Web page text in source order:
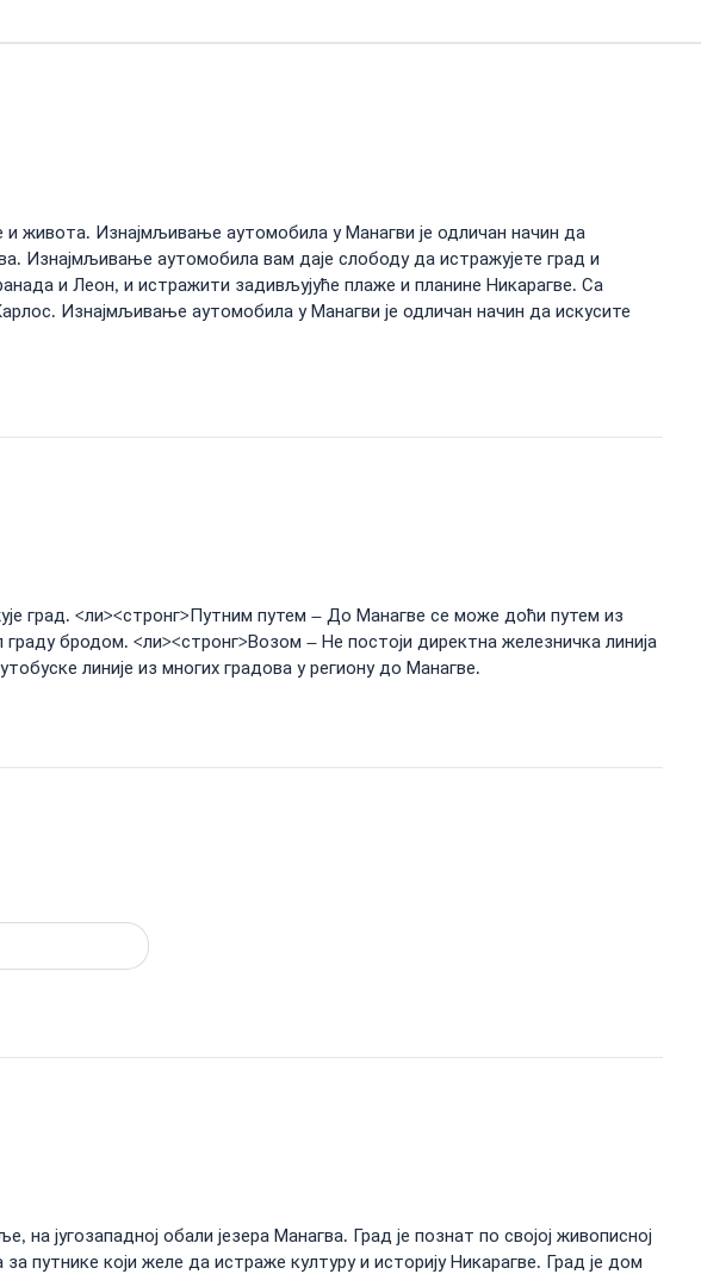
и живота. Изнајмљивање аутомобила у Манагви је одличан начин да
Изнајмљивање аутомобила вам даје слободу да истражујете град и
и Леон, и истражити задивљујуће плаже и планине Никарагве. Са
Изнајмљивање аутомобила у Манагви је одличан начин да искусите
град. <ли><стронг>Путним путем – До Манагве се може доћи путем из
бродом. <ли><стронг>Возом – Не постоји директна железничка линија
линије из многих градова у региону до Манагве.
југозападној обали језера Манагва. Град је познат по својој живописној
путнике који желе да истраже културу и историју Никарагве. Град је дом